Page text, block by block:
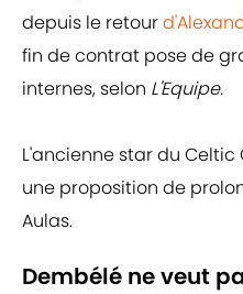
depuis le retour
fin de contrat pose de
internes, selon L'Equipe.
L'ancienne star du
une proposition de
Aulas.
Dembélé ne veut